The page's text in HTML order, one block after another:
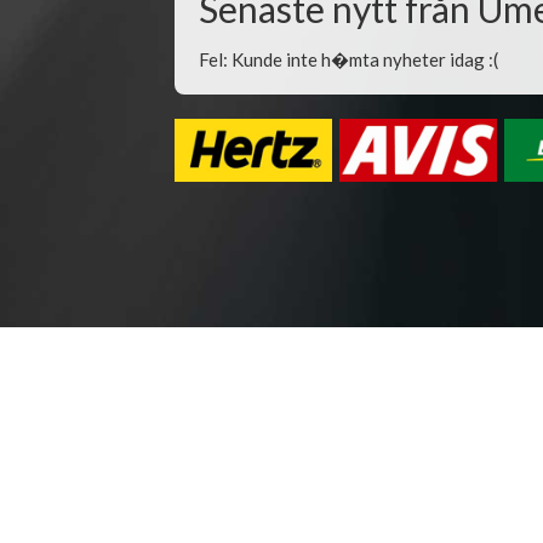
Fel: Kunde inte h�mta nyheter idag :(